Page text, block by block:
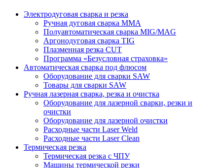
Электродуговая сварка и резка
Ручная дуговая сварка MMA
Полуавтоматическая сварка MIG/MAG
Аргонодуговая сварка TIG
Плазменная резка CUT
Программа «Безусловная страховка»
Автоматическая сварка под флюсом
Оборудование для сварки SAW
Товары для сварки SAW
Ручная лазерная сварка, резка и очистка
Оборудование для лазерной сварки, резки и
очистки
Оборудование для лазерной очистки
Расходные части Laser Weld
Расходные части Laser Clean
Термическая резка
Термическая резка с ЧПУ
Машины термической резки